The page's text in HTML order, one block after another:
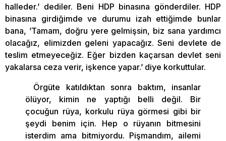
halleder.’ dediler. Beni HDP binasına gönderdiler. HDP
binasına girdiğimde ve durumu izah ettiğimde bunlar
bana, ’Tamam, doğru yere gelmişsin, biz sana yardımcı
olacağız, elimizden geleni yapacağız. Seni devlete de
teslim etmeyeceğiz. Eğer bizden kaçarsan devlet seni
yakalarsa ceza verir, işkence yapar.’ diye korkuttular.
Örgüte katıldıktan sonra baktım, insanlar
ölüyor, kimin ne yaptığı belli değil. Bir
çocuğun rüya, korkulu rüya görmesi gibi bir
şeydi benim için. Hep o rüyanın bitmesini
isterdim ama bitmiyordu. Pişmandım, ailemi